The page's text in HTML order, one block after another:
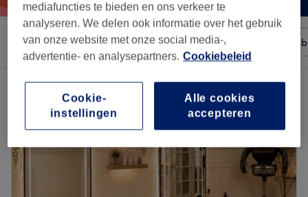
Sorteer op Elke prijs Merken Salons
Een salon met:aromatherapie-massage in Kristus-Koning, Brugge
mediafuncties te bieden en ons verkeer te
analyseren. We delen ook informatie over het gebruik
van onze website met onze social media-,
advertentie- en analysepartners. Cookiebeleid
Alle cookies
accepteren
Cookie-
instellingen